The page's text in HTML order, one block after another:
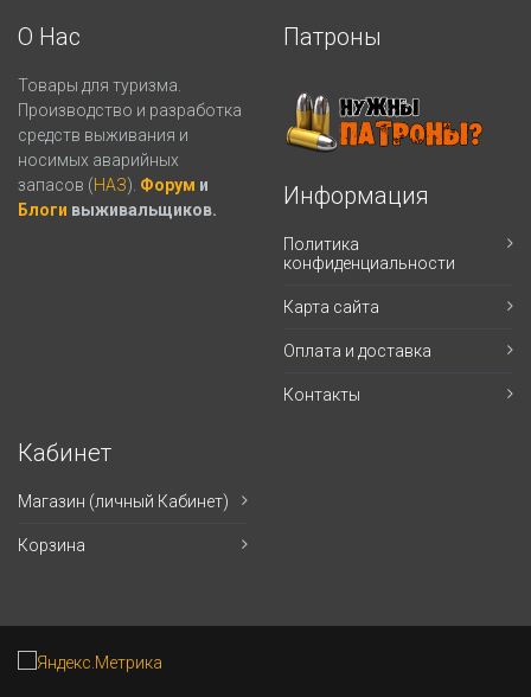
О Нас
Товары для туризма.
Производство и разработка
средств выживания и
носимых аварийных
запасов (НАЗ). Форум и
Блоги выживальщиков.
Патроны
Информация
Политика
конфиденциальности
Карта сайта
Оплата и доставка
Контакты
Кабинет
Магазин (личный Кабинет)
Корзина